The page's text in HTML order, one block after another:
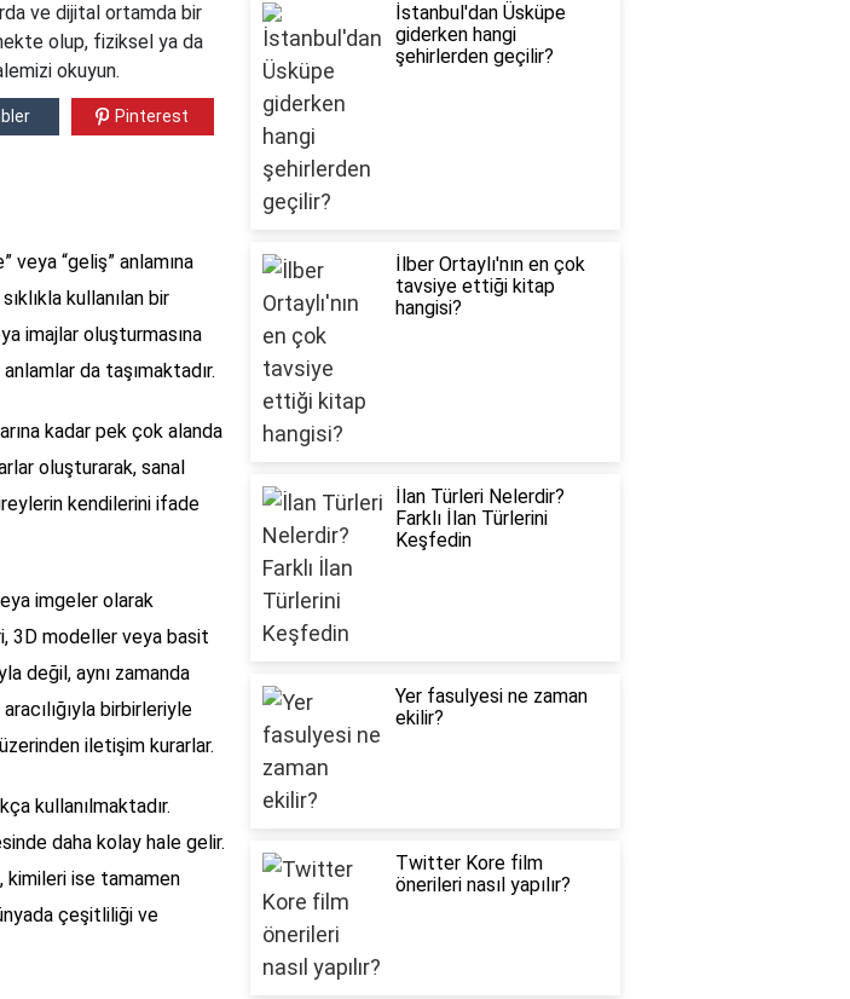
ve dijital ortamda bir
olup, fiziksel ya da
okuyun.
Pinterest
“geliş” anlamına
kullanılan bir
imajlar oluşturmasına
da taşımaktadır.
kadar pek çok alanda
oluşturarak, sanal
kendilerini ifade
imgeler olarak
3D modeller veya basit
değil, aynı zamanda
birbirleriyle
iletişim kurarlar.
kullanılmaktadır.
daha kolay hale gelir.
kimileri ise tamamen
çeşitliliği ve
İstanbul'dan Üsküpe
giderken hangi
şehirlerden geçilir?
İlber Ortaylı'nın en çok
tavsiye ettiği kitap
hangisi?
İlan Türleri Nelerdir?
Farklı İlan Türlerini
Keşfedin
Yer fasulyesi ne zaman
ekilir?
Twitter Kore film
önerileri nasıl yapılır?